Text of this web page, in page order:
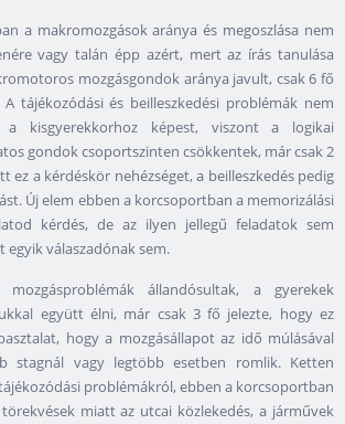
a makromozgások aránya és megoszlása nem
vagy talán épp azért, mert az írás tanulása
mozgásgondok aránya javult, csak 6 fő
tájékozódási és beilleszkedési problémák nem
a kisgyerekkorhoz képest, viszont a logikai
gondok csoportszinten csökkentek, már csak 2
ez a kérdéskör nehézséget, a beilleszkedés pedig
Új elem ebben a korcsoportban a memorizálási
kérdés, de az ilyen jellegű feladatok sem
válaszadónak sem.
állandósultak, a gyerekek
együtt élni, már csak 3 fő jelezte, hogy ez
hogy a mozgásállapot az idő múlásával
stagnál vagy legtöbb esetben romlik. Ketten
problémákról, ebben a korcsoportban
miatt az utcai közlekedés, a járművek